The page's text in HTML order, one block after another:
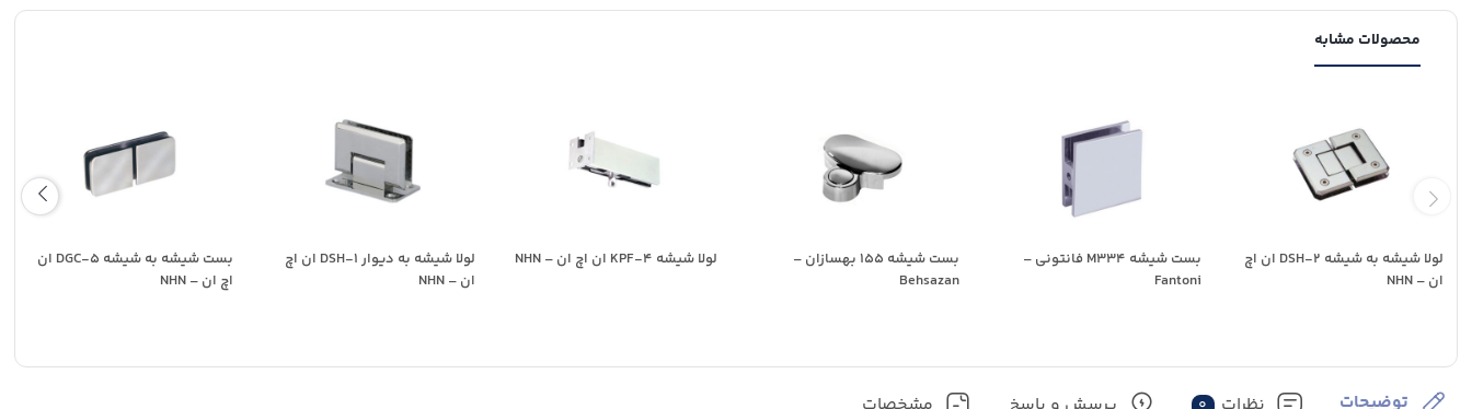
محصولات مشابه
لولا شیشه به شیشه DSH-2 ان اچ
ان – NHN
بست شیشه M334 فانتونی –
Fantoni
بست شیشه 155 بهسازان –
Behsazan
لولا شیشه KPF-4 ان اچ ان – NHN
لولا شیشه به دیوار DSH-1 ان اچ
ان – NHN
بست شیشه به شیشه DGC-5 ان
اچ ان – NHN
توضیحات